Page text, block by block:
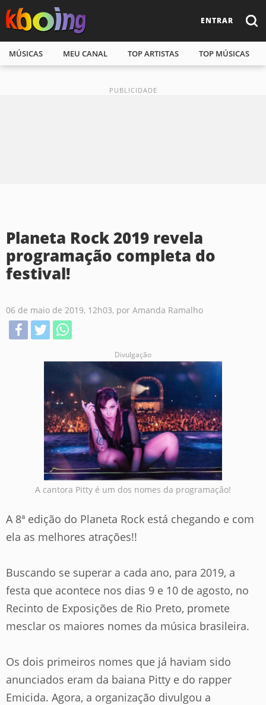
ENTRAR
MÚSICAS MEU CANAL TOP ARTISTAS TOP MÚSICAS
Planeta Rock 2019 revela
programação completa do
festival!
06 de maio de 2019, 12h03, por Amanda Ramalho
Divulgação
A cantora Pitty é um dos nomes da programação!
A 8ª edição do Planeta Rock está chegando e com
ela as melhores atrações!!
Buscando se superar a cada ano, para 2019, a
festa que acontece nos dias 9 e 10 de agosto, no
Recinto de Exposições de Rio Preto, promete
mesclar os maiores nomes da música brasileira.
Os dois primeiros nomes que já haviam sido
anunciados eram da baiana Pitty e do rapper
Emicida. Agora, a organização divulgou a